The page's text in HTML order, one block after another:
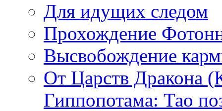
Для идущих следом
Прохождение
Высвобождение
От Царств Дракона
Гиппопотама: Тао